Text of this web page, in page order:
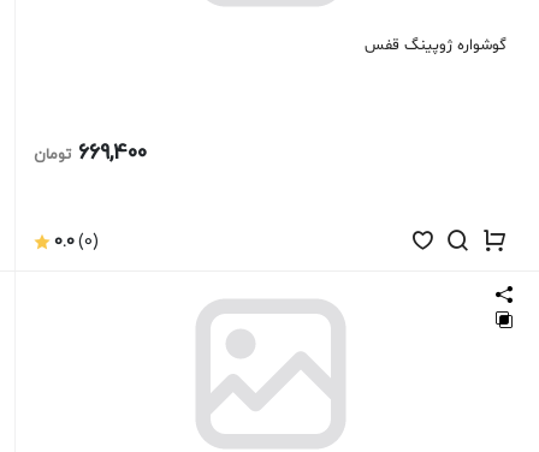
گوشواره ژوپینگ قفس
669,400 تومان
0.0(0)